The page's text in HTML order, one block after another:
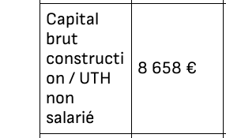
Capital
brut
constructi
on / UTH
non
salarié
8 658 €